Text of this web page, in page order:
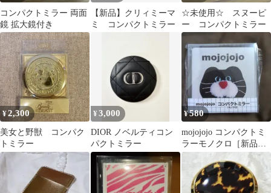
コンパクトミラー 両面
鏡 拡大鏡付き
【新品】クリィミーマ
ミ コンパクトミラー
☆未使用☆ スヌーピ
ー コンパクトミラー
¥2,300
美女と野獣 コンパク
トミラー
¥3,000
DIOR ノベルティコン
パクトミラー
¥580
mojojojo コンパクトミ
ラーモノクロ［新品未
開封］